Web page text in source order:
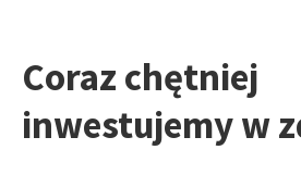
Coraz chętniej
inwestujemy w